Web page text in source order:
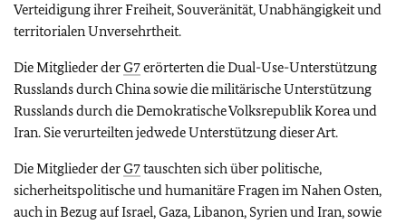
Verteidigung ihrer Freiheit, Souveränität, Unabhängigkeit und
territorialen Unversehrtheit.
Die Mitglieder derG7erörterten die Dual-Use-Unterstützung
Russlands durch China sowie die militärische Unterstützung
Russlands durch die Demokratische Volksrepublik Korea und
Iran. Sie verurteilten jedwede Unterstützung dieser Art.
Die Mitglieder derG7tauschten sich über politische,
sicherheitspolitische und humanitäre Fragen im Nahen Osten,
auch in Bezug auf Israel, Gaza, Libanon, Syrien und Iran, sowie